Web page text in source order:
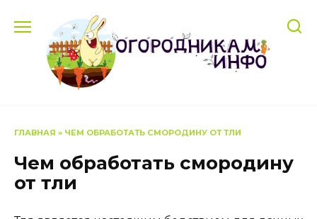
содержанию
ГЛАВНАЯ » ЧЕМ ОБРАБОТАТЬ СМОРОДИНУ ОТ ТЛИ
Чем обработать смородину
от тли